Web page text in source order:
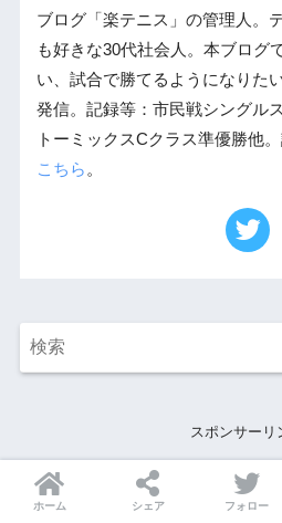
ブログ「楽テニス」の管理人。
も好きな30代社会人。本ブログ
い、試合で勝てるようになりた
発信。記録等：市民戦シングル
トーミックスCクラス準優勝他
こちら 。
スポンサーリ
ホーム シェア フォロー